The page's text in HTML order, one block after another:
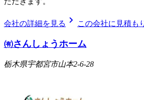
会社の詳細を見る chevron_right この会社に見積も
㈲さんしょうホーム
栃木県宇都宮市山本2-6-28